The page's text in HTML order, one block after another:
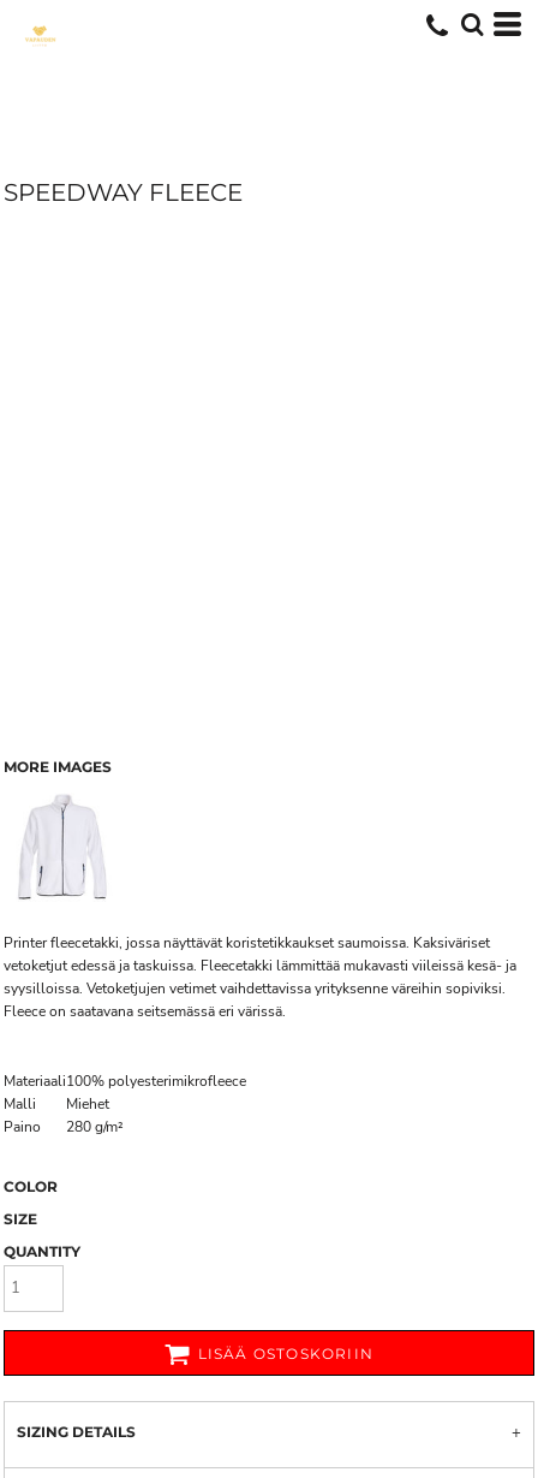
SPEEDWAY FLEECE
MORE IMAGES
Printer fleecetakki, jossa näyttävät koristetikkaukset saumoissa. Kaksiväriset
vetoketjut edessä ja taskuissa. Fleecetakki lämmittää mukavasti viileissä kesä- ja
syysilloissa. Vetoketjujen vetimet vaihdettavissa yrityksenne väreihin sopiviksi.
Fleece on saatavana seitsemässä eri värissä.
Materiaali100% polyesterimikrofleece
Malli
Miehet
Paino
280 g/m²
COLOR
SIZE
QUANTITY
LISÄÄ OSTOSKORIIN
SIZING DETAILS